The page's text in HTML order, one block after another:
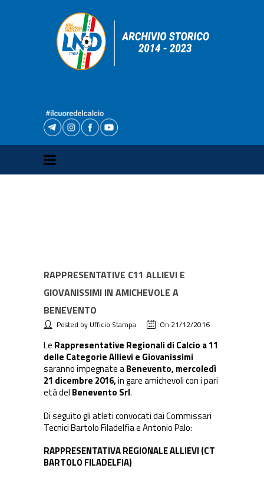
RAPPRESENTATIVE C11 ALLIEVI E
GIOVANISSIMI IN AMICHEVOLE A
BENEVENTO
Posted by Ufficio Stampa On 21/12/2016
Le Rappresentative Regionali di Calcio a 11
delle Categorie Allievi e Giovanissimi
saranno impegnate aBenevento,mercoledì
21 dicembre 2016,in gare amichevoli con i pari
età del Benevento Srl.
Di seguito gli atleti convocati dai Commissari
Tecnici Bartolo Filadelfia e Antonio Palo:
RAPPRESENTATIVA REGIONALE ALLIEVI (CT
BARTOLO FILADELFIA)